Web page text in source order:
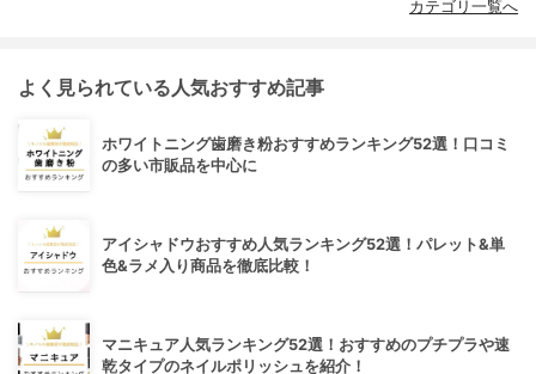
カテゴリ一覧へ
よく見られている人気おすすめ記事
ホワイトニング歯磨き粉おすすめランキング52選！口コミ
の多い市販品を中心に
アイシャドウおすすめ人気ランキング52選！パレット&単
色&ラメ入り商品を徹底比較！
マニキュア人気ランキング52選！おすすめのプチプラや速
乾タイプのネイルポリッシュを紹介！